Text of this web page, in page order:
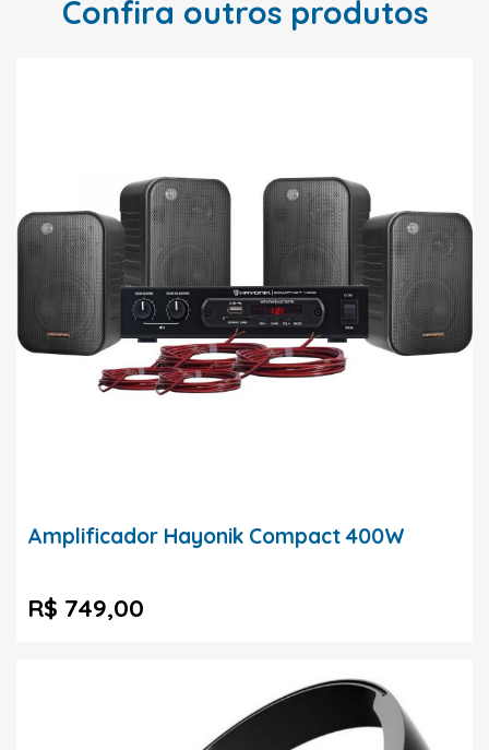
Confira outros produtos
Amplificador Hayonik Compact 400W
R$ 749,00